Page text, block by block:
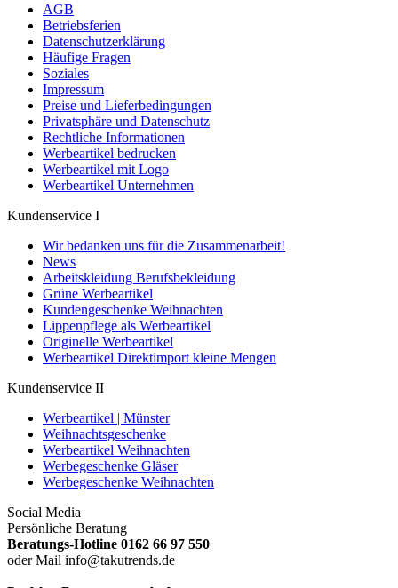
AGB
Betriebsferien
Datenschutzerklärung
Häufige Fragen
Soziales
Impressum
Preise und Lieferbedingungen
Privatsphäre und Datenschutz
Rechtliche Informationen
Werbeartikel bedrucken
Werbeartikel mit Logo
Werbeartikel Unternehmen
Kundenservice I
Wir bedanken uns für die Zusammenarbeit!
News
Arbeitskleidung Berufsbekleidung
Grüne Werbeartikel
Kundengeschenke Weihnachten
Lippenpflege als Werbeartikel
Originelle Werbeartikel
Werbeartikel Direktimport kleine Mengen
Kundenservice II
Werbeartikel | Münster
Weihnachtsgeschenke
Werbeartikel Weihnachten
Werbegeschenke Gläser
Werbegeschenke Weihnachten
Social Media
Persönliche Beratung
Beratungs-Hotline 0162 66 97 550
oder Mail info@takutrends.de